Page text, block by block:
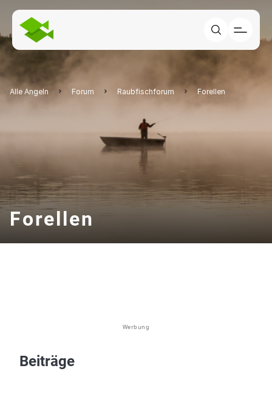
Alle Angeln Forum Raubfischforum Forellen
Forellen
Werbung
Beiträge